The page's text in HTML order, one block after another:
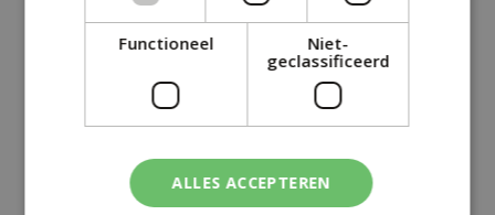
HITSTER BINGO
99
+
HITSTER ORIGINAL
€ 24
Functioneel
Niet-
geclassificeerd
ALLES ACCEPTEREN